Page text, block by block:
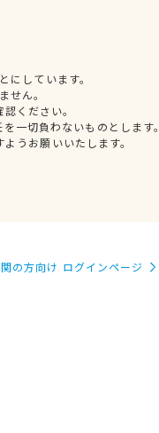
しています。
せん。
ください。
一切負わないものとします。
うお願いいたします。
の方向け ログインページ